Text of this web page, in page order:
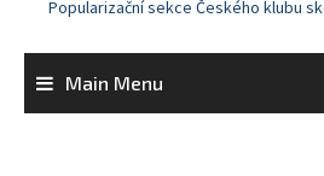
Popularizační sekce Českého klubu
Main Menu